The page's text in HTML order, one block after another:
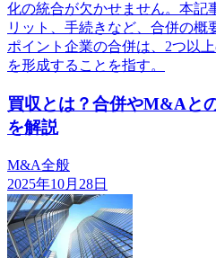
化の統合が欠かせません。本記
リット、手続きなど、合併の
ポイント企業の合併は、2つ以
を形成することを指す。
買収とは？合併やM&Aと
を解説
M&A全般
2025年10月28日